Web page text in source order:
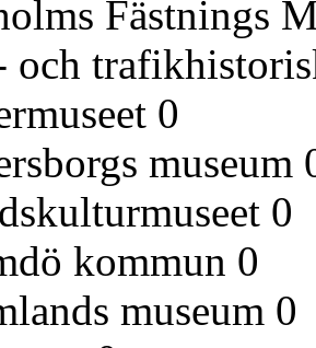
Fästnings
och
0
museum
0
kommun 0
museum 0